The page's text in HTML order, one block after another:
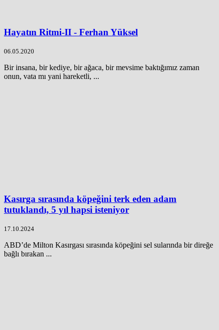
Hayatın Ritmi-II - Ferhan Yüksel
06.05.2020
Bir insana, bir kediye, bir ağaca, bir mevsime baktığımız zaman
onun, vata mı yani hareketli, ...
Kasırga sırasında köpeğini terk eden adam
tutuklandı, 5 yıl hapsi isteniyor
17.10.2024
ABD’de Milton Kasırgası sırasında köpeğini sel sularında bir direğe
bağlı bırakan ...